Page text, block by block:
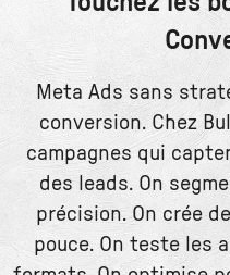
Meta Ads sans
conversion. Chez
campagnes qui
des leads. On
précision. On crée
pouce. On teste les